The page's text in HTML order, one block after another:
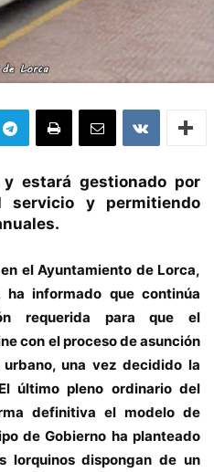
estará gestionado por
servicio y permitiendo
el Ayuntamiento de Lorca,
ha informado que continúa
requerida para que el
con el proceso de asunción
una vez decidido la
último pleno ordinario del
definitiva el modelo de
de Gobierno ha planteado
lorquinos dispongan de un